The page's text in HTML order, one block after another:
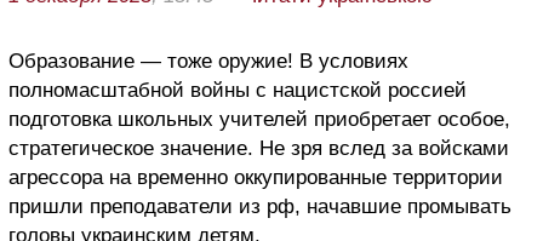
Образование — тоже оружие! В условиях
полномасштабной войны с нацистской россией
подготовка школьных учителей приобретает особое,
стратегическое значение. Не зря вслед за войсками
агрессора на временно оккупированные территории
пришли преподаватели из рф, начавшие промывать
головы украинским детям.